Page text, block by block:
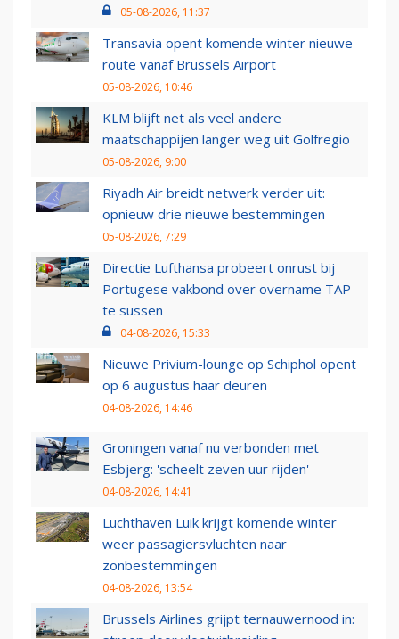
05-08-2026, 11:37
Transavia opent komende winter nieuwe
route vanaf Brussels Airport
05-08-2026, 10:46
KLM blijft net als veel andere
maatschappijen langer weg uit Golfregio
05-08-2026, 9:00
Riyadh Air breidt netwerk verder uit:
opnieuw drie nieuwe bestemmingen
05-08-2026, 7:29
Directie Lufthansa probeert onrust bij
Portugese vakbond over overname TAP
te sussen
04-08-2026, 15:33
Nieuwe Privium-lounge op Schiphol opent
op 6 augustus haar deuren
04-08-2026, 14:46
Groningen vanaf nu verbonden met
Esbjerg: 'scheelt zeven uur rijden'
04-08-2026, 14:41
Luchthaven Luik krijgt komende winter
weer passagiersvluchten naar
zonbestemmingen
04-08-2026, 13:54
Brussels Airlines grijpt ternauwernood in: